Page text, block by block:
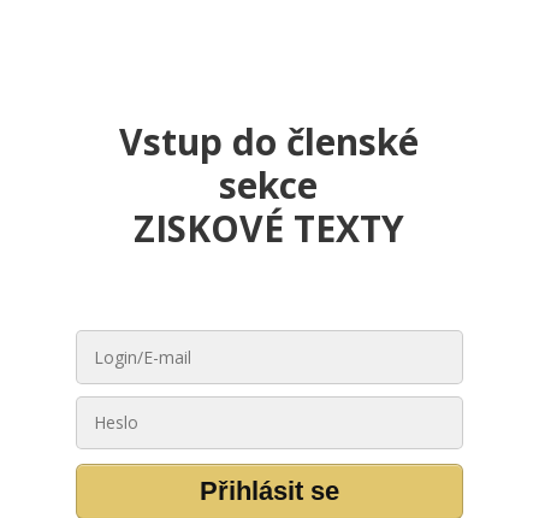
Vstup do členské
sekce
ZISKOVÉ TEXTY
Přihlásit se